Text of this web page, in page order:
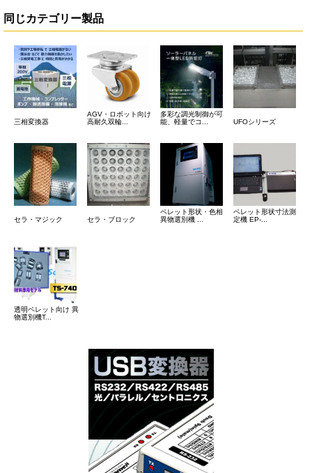
同じカテゴリー製品
三相変換器
AGV・ロボット向け
高耐久双輪...
多彩な調光制御が可
能、軽量でコ...
UFOシリーズ
セラ・マジック セラ・ブロック
ペレット形状・色相
異物選別機 ...
ペレット形状寸法測
定機 EP-...
透明ペレット向け 異
物選別機T...